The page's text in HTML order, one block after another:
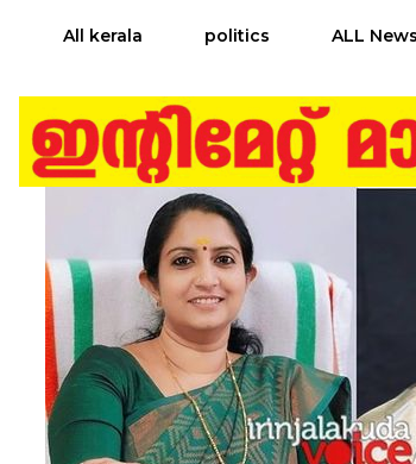
All kerala politics ALL News